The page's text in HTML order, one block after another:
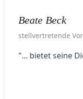
für Sie